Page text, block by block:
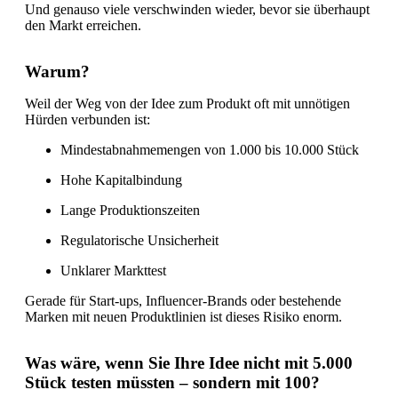
Und genauso viele verschwinden wieder, bevor sie überhaupt
den Markt erreichen.
Warum?
Weil der Weg von der Idee zum Produkt oft mit unnötigen
Hürden verbunden ist:
Mindestabnahmemengen von 1.000 bis 10.000 Stück
Hohe Kapitalbindung
Lange Produktionszeiten
Regulatorische Unsicherheit
Unklarer Markttest
Gerade für Start-ups, Influencer-Brands oder bestehende
Marken mit neuen Produktlinien ist dieses Risiko enorm.
Was wäre, wenn Sie Ihre Idee nicht mit 5.000
Stück testen müssten – sondern mit 100?